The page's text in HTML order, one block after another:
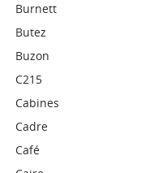
Burnett
Butez
Buzon
C215
Cabines
Cadre
Café